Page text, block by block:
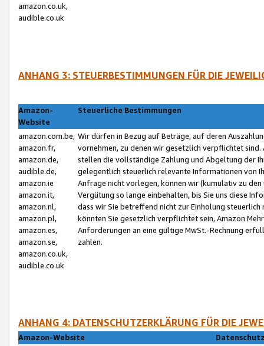
amazon.co.uk,
audible.co.uk
ANHANG 3: STEUERBESTIMMUNGEN FÜR DIE
Amazon-
Website
Steuerliche Bestimmungen
amazon.com.be,
amazon.fr,
amazon.de,
audible.de,
amazon.ie
amazon.it,
amazon.nl,
amazon.pl,
amazon.es,
amazon.se,
amazon.co.uk,
audible.co.uk
Wir dürfen in Bezug auf Beträge, auf deren
vornehmen, zu denen wir gesetzlich verpflichtet
stellen die vollständige Zahlung und Abgeltung der
gelegentlich steuerlich relevante Informationen von
Anfrage nicht vorlegen, können wir (kumulativ zu
Vergütung so lange einbehalten, bis Sie uns diese
dass wir Sie betreffend nicht zur Einholung
könnten Sie gesetzlich verpflichtet sein, Amazon
Anforderungen an eine gültige MwSt.-Rechnung
zahlen.
ANHANG 4: DATENSCHUTZERKLÄRUNG FÜR DIE
Amazon-Website